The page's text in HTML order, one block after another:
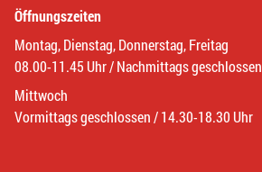
Öffnungszeiten
Montag, Dienstag, Donnerstag, Freitag
08.00-11.45 Uhr / Nachmittags geschlossen
Mittwoch
Vormittags geschlossen / 14.30-18.30 Uhr